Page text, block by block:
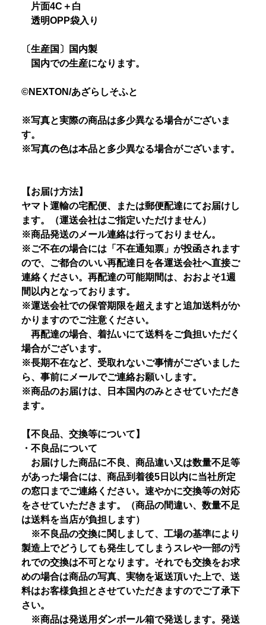
片面4C＋白
透明OPP袋入り
〔生産国〕国内製
国内での生産になります。
©NEXTON/あざらしそふと
※写真と実際の商品は多少異なる場合がございま
す。
※写真の色は本品と多少異なる場合がございます。
【お届け方法】
ヤマト運輸の宅配便、または郵便配達にてお届けし
ます。（運送会社はご指定いただけません）
※商品発送のメール連絡は行っておりません。
※ご不在の場合には「不在通知票」が投函されます
ので、ご都合のいい再配達日を各運送会社へ直接ご
連絡ください。再配達の可能期間は、おおよそ1週
間以内となっております。
※運送会社での保管期限を超えますと追加送料がか
かりますのでご注意ください。
再配達の場合、着払いにて送料をご負担いただく
場合がございます。
※長期不在など、受取れないご事情がございました
ら、事前にメールでご連絡お願いします。
※商品のお届けは、日本国内のみとさせていただき
ます。
【不良品、交換等について】
・不良品について
お届けした商品に不良、商品違い又は数量不足等
があった場合には、商品到着後5日以内に当社所定
の窓口までご連絡ください。速やかに交換等の対応
をさせていただきます。（商品の間違い、数量不足
は送料を当店が負担します）
※不良品の交換に関しまして、工場の基準により
製造上でどうしても発生してしまうスレや一部の汚
れでの交換は不可となります。それでも交換をお求
めの場合は商品の写真、実物を返送頂いた上で、送
料はお客様負担とさせていただきますのでご了承下
さい。
※商品は発送用ダンボール箱で発送します。発送